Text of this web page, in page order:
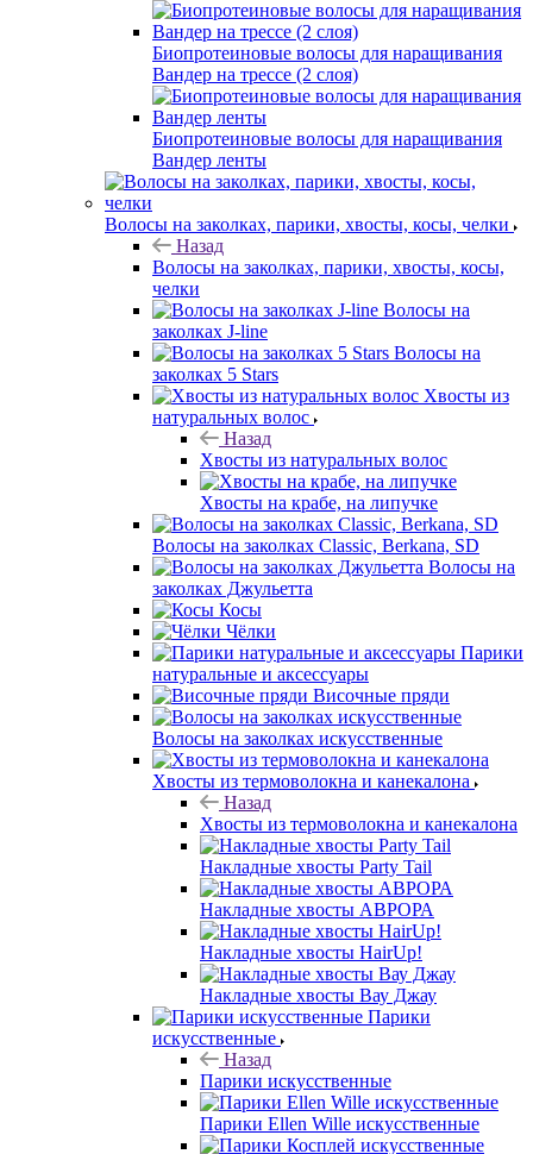
Биопротеиновые волосы для наращивания
Вандер на трессе (2 слоя)
Биопротеиновые волосы для наращивания
Вандер ленты
Волосы на заколках, парики, хвосты, косы, челки
Назад
Волосы на заколках, парики, хвосты, косы,
челки
Волосы на
заколках J-line
Волосы на
заколках 5 Stars
Хвосты из
натуральных волос
Назад
Хвосты из натуральных волос
Хвосты на крабе, на липучке
Волосы на заколках Classic, Berkana, SD
Волосы на
заколках Джульетта
Косы
Чёлки
Парики
натуральные и аксессуары
Височные пряди
Волосы на заколках искусственные
Хвосты из термоволокна и канекалона
Назад
Хвосты из термоволокна и канекалона
Накладные хвосты Party Tail
Накладные хвосты АВРОРА
Накладные хвосты HairUp!
Накладные хвосты Вау Джау
Парики
искусственные
Назад
Парики искусственные
Парики Ellen Wille искусственные